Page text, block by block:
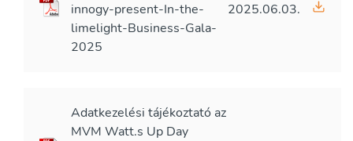
innogy-present-In-the-
limelight-Business-Gala-
2025
2025.06.03.
Adatkezelési tájékoztató az
MVM Watt.s Up Day